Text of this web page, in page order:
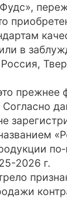
в
Согласно
2026 г.